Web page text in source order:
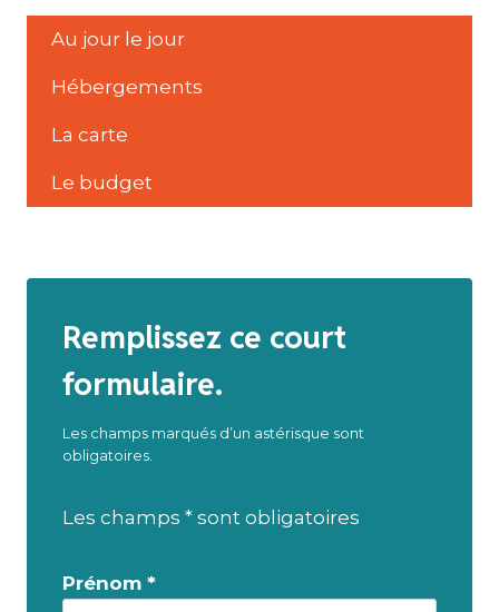
Au jour le jour
Hébergements
La carte
Le budget
Remplissez ce court
formulaire.
Les champs marqués d’un astérisque sont
obligatoires.
Les champs * sont obligatoires
Prénom *